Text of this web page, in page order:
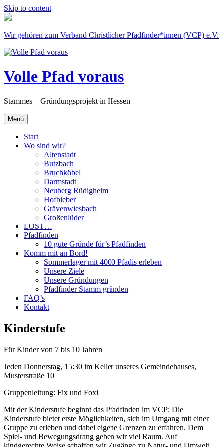
Skip to content
Wir gehören zum Verband Christlicher Pfadfinder*innen (VCP) e.V.
Volle Pfad voraus
Stammes – Gründungsprojekt in Hessen
Menü
Start
Wo sind wir?
Altenstadt
Butzbach
Bruchköbel
Darmstadt
Neuberg Rüdigheim
Hofbieber
Grävenwiesbach
Großenlüder
LOST…
Pfadfinden
10 gute Gründe für’s Pfadfinden
Komm mit an Bord!
Sommerlager mit 4000 Pfadis erleben
Unsere Ziele
Unsere Gründungen
Pfadfinder Stamm gründen
FAQ’s
Kontakt
Kinderstufe
Für Kinder von 7 bis 10 Jahren
Jeden Donnerstag, 15:30 im Keller unseres Gemeindehauses,
Musterstraße 10
Gruppenleitung: Fix und Foxi
Mit der Kinderstufe beginnt das Pfadfinden im VCP: Die
Kinderstufe bietet erste Möglichkeiten, sich im Umgang mit einer
Gruppe zu erleben und dabei eigene Grenzen zu erfahren. Dem
Spiel- und Bewegungsdrang geben wir viel Raum. Auf
kindgerechte Weise schaffen wir Zugänge zu Natur- und Umwelt